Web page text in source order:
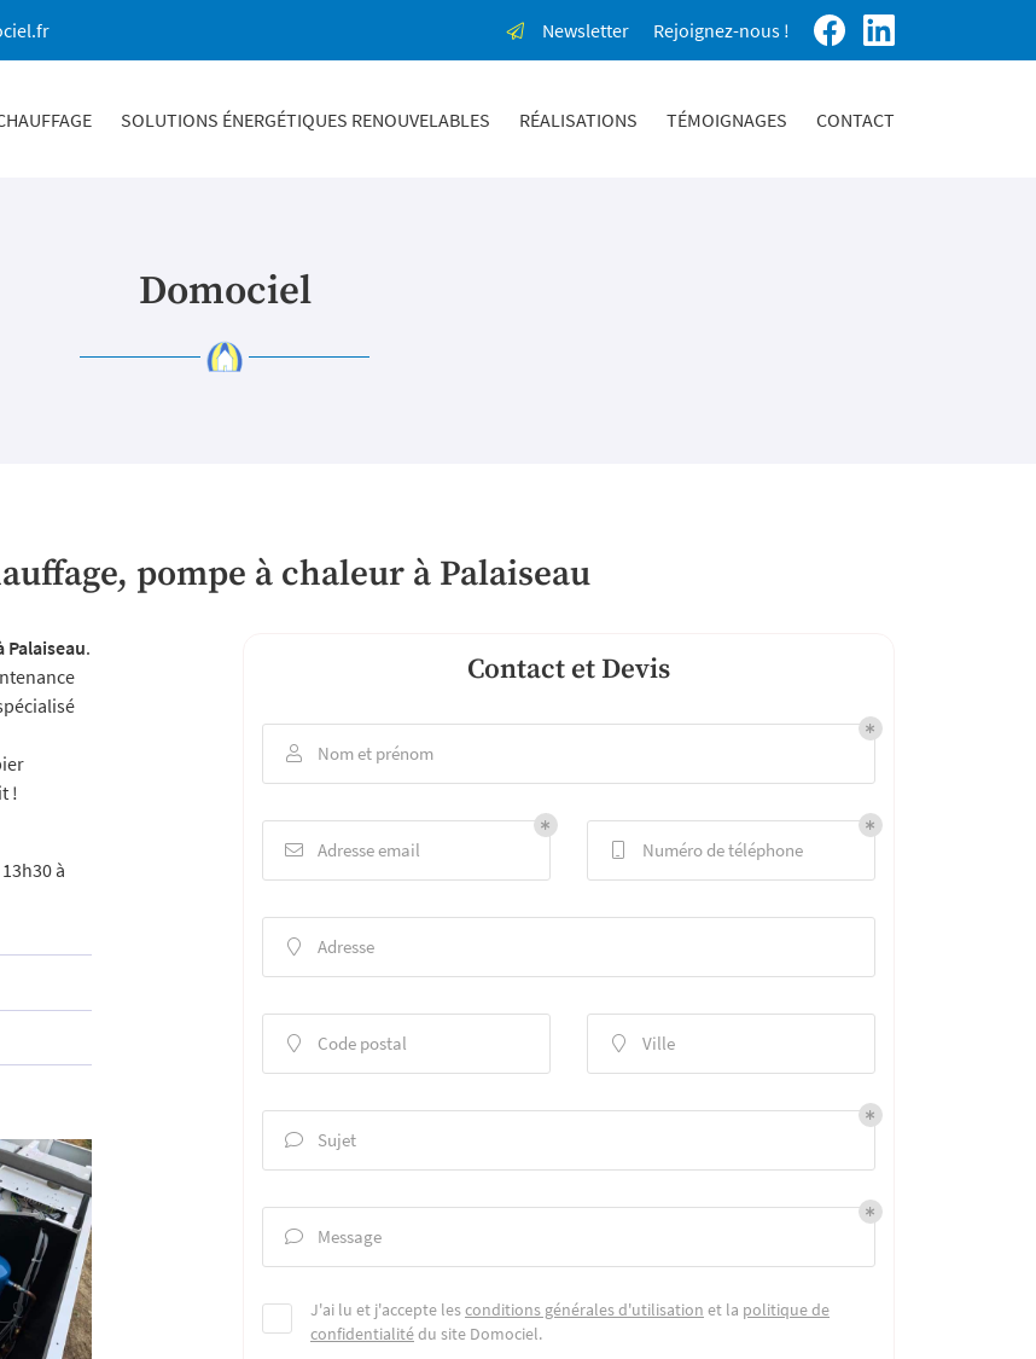
Newsletter Rejoignez-nous !
SOLUTIONS ÉNERGÉTIQUES RENOUVELABLES RÉALISATIONS TÉMOIGNAGES CONTACT
Domociel
pompe à chaleur à Palaiseau
.
!
à
Contact et Devis
 Nom et prénom
 Adresse email Numéro de téléphone
 Adresse
 Code postal  Ville
 Sujet
 Message
J'ai lu et j'accepte lesconditions générales d'utilisation et la politique de
confidentialitédu site Domociel.